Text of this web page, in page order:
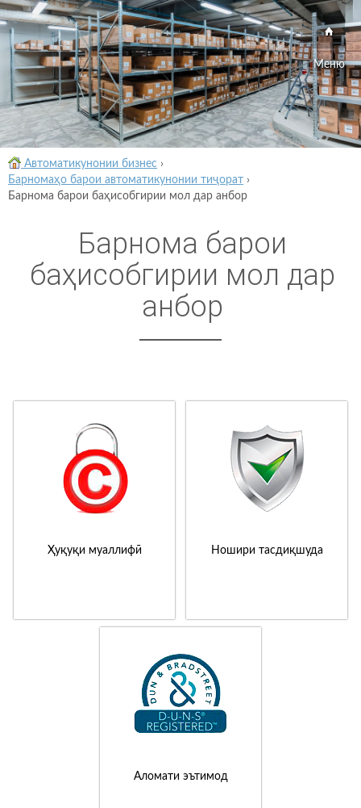
Меню
Автоматикунонии бизнес ›
Барномаҳо барои автоматикунонии тиҷорат ›
Барнома барои баҳисобгирии мол дар анбор
Барнома барои
баҳисобгирии мол дар
анбор
Ҳуқуқи муаллифӣ Ношири тасдиқшуда
Аломати эътимод